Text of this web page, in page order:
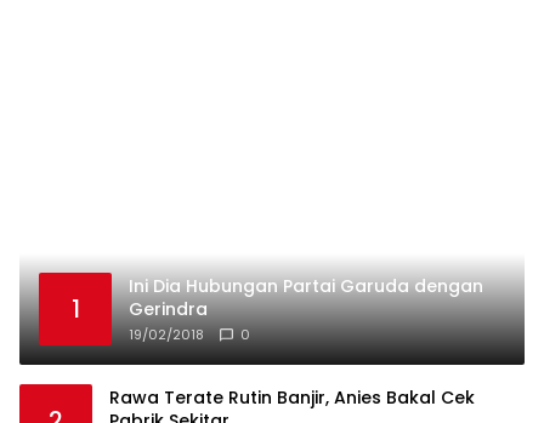
1
Ini Dia Hubungan Partai Garuda dengan
Gerindra
19/02/2018 0
Rawa Terate Rutin Banjir, Anies Bakal Cek